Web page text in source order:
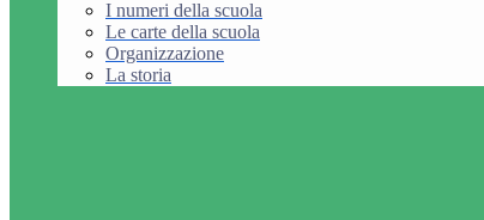
I numeri della scuola
Le carte della scuola
Organizzazione
La storia